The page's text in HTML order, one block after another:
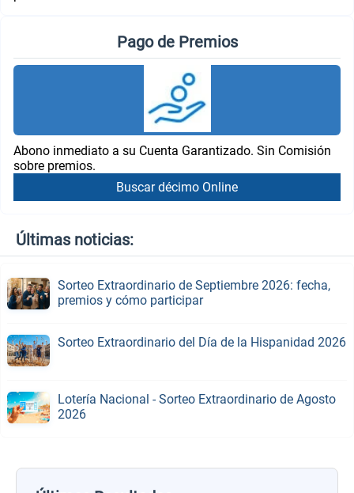
Pago de Premios
Abono inmediato a su Cuenta Garantizado. Sin Comisión
sobre premios.
Buscar décimo Online
Últimas noticias:
Sorteo Extraordinario de Septiembre 2026: fecha,
premios y cómo participar
Sorteo Extraordinario del Día de la Hispanidad 2026
Lotería Nacional - Sorteo Extraordinario de Agosto
2026